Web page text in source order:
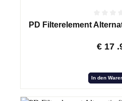
PD Filterelement
€ 17
In den